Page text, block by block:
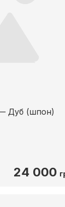
— Дуб (шпон)
24 000